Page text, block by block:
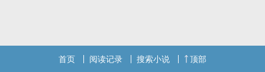
首页 阅读记录 搜索小说 顶部